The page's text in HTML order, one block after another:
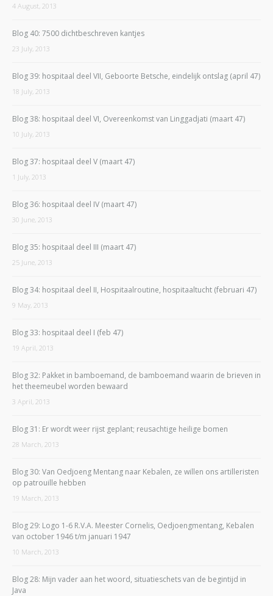
4 August, 2013
Blog 40: 7500 dichtbeschreven kantjes
23 July, 2013
Blog 39: hospitaal deel VII, Geboorte Betsche, eindelijk ontslag (april 47)
18 July, 2013
Blog 38: hospitaal deel VI, Overeenkomst van Linggadjati (maart 47)
10 July, 2013
Blog 37: hospitaal deel V (maart 47)
1 July, 2013
Blog 36: hospitaal deel IV (maart 47)
30 June, 2013
Blog 35: hospitaal deel III (maart 47)
25 June, 2013
Blog 34: hospitaal deel II, Hospitaalroutine, hospitaaltucht (februari 47)
9 May, 2013
Blog 33: hospitaal deel I (feb 47)
19 April, 2013
Blog 32: Pakket in bamboemand, de bamboemand waarin de brieven in
het theemeubel worden bewaard
3 April, 2013
Blog 31: Er wordt weer rijst geplant; reusachtige heilige bomen
28 March, 2013
Blog 30: Van Oedjoeng Mentang naar Kebalen, ze willen ons artilleristen
op patrouille hebben
19 March, 2013
Blog 29: Logo 1-6 R.V.A. Meester Cornelis, Oedjoengmentang, Kebalen
van october 1946 t/m januari 1947
10 March, 2013
Blog 28: Mijn vader aan het woord, situatieschets van de begintijd in
Java